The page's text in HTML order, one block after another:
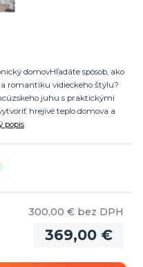
domovHľadáte spôsob, ako
romantiku vidieckeho štýlu?
juhu s praktickými
hrejivé teplo domova a
popis
369,00 €
300,00 € bez DPH